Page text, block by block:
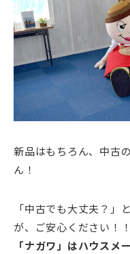
新品はもちろん、中古
ん！
「中古でも大丈夫？」
が、ご安心ください！！
「ナガワ」はハウスメ